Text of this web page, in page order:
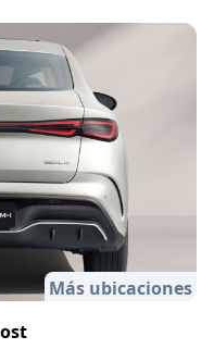
Más ubicaciones